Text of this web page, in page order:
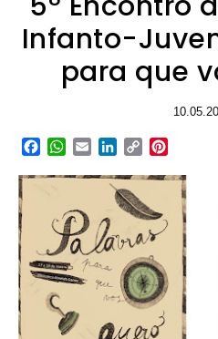
Infanto-
para que
Facebook
WhatsApp
EmailLinkedIn
Copy